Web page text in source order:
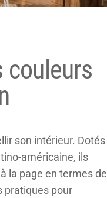
couleurs
son intérieur. Dotés
américaine, ils
la page en termes de
pratiques pour